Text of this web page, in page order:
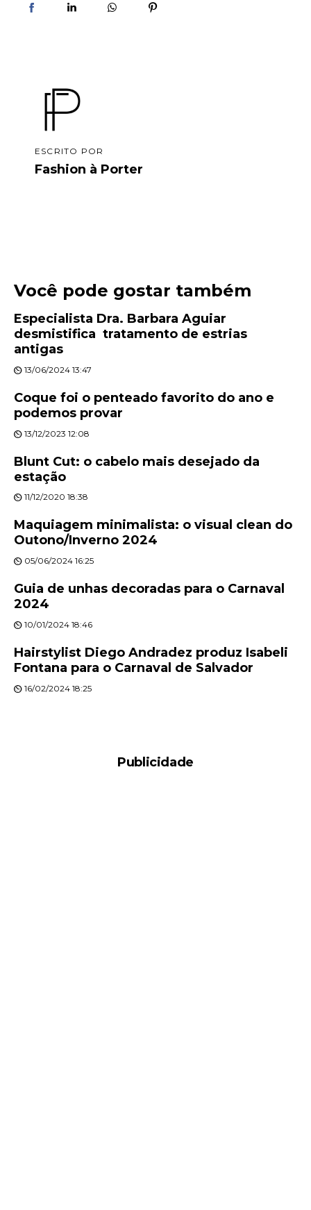
ESCRITO POR
Fashion à Porter
Você pode gostar também
Especialista Dra. Barbara Aguiar
desmistifica tratamento de estrias
antigas
13/06/2024 13:47
Coque foi o penteado favorito do ano e
podemos provar
13/12/2023 12:08
Blunt Cut: o cabelo mais desejado da
estação
11/12/2020 18:38
Maquiagem minimalista: o visual clean do
Outono/Inverno 2024
05/06/2024 16:25
Guia de unhas decoradas para o Carnaval
2024
10/01/2024 18:46
Hairstylist Diego Andradez produz Isabeli
Fontana para o Carnaval de Salvador
16/02/2024 18:25
Publicidade